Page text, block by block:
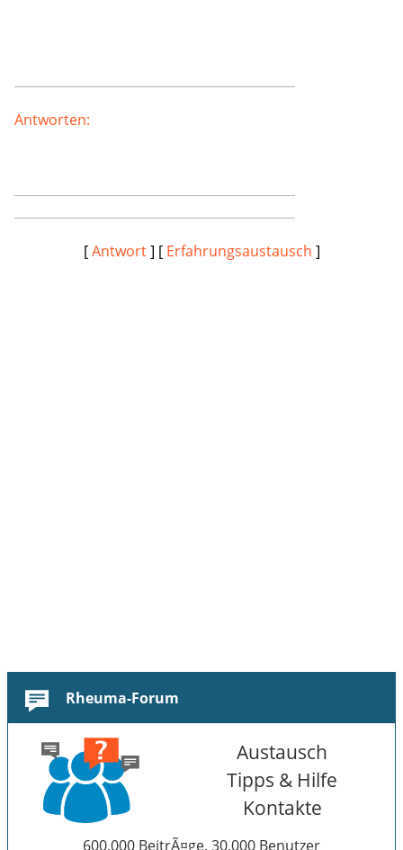
Antworten:
[Antwort] [ Erfahrungsaustausch ]
Rheuma-Forum
Austausch
Tipps & Hilfe
Kontakte
600.000 BeitrÃ¤ge, 30.000 Benutzer